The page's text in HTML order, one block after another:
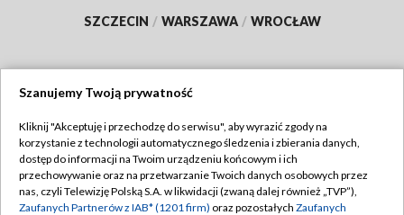
SZCZECIN / WARSZAWA / WROCŁAW
TVP
Abonament TVP
Emisja w TVP
Regulamin TVP
Polityka prywatności
Szanujemy Twoją prywatność
Kliknij "Akceptuję i przechodzę do serwisu", aby wyrazić zgody na
korzystanie z technologii automatycznego śledzenia i zbierania danych,
dostęp do informacji na Twoim urządzeniu końcowym i ich
przechowywanie oraz na przetwarzanie Twoich danych osobowych przez
nas, czyli Telewizję Polską S.A. w likwidacji (zwaną dalej również „TVP”),
Zaufanych Partnerów z IAB* (1201 firm) oraz pozostałych Zaufanych